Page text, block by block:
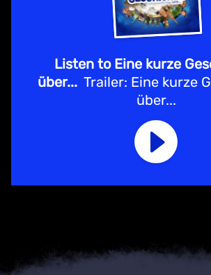
Listen to Eine kurze
über... Trailer: Eine kurze
über...